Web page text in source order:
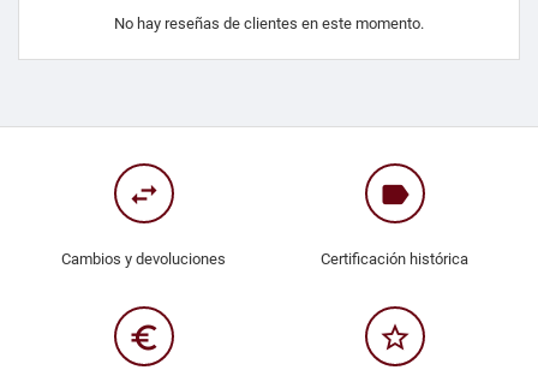
No hay reseñas de clientes en este momento.
swap_horiz
Cambios y devoluciones
label
Certificación histórica
euro_symbol star_border